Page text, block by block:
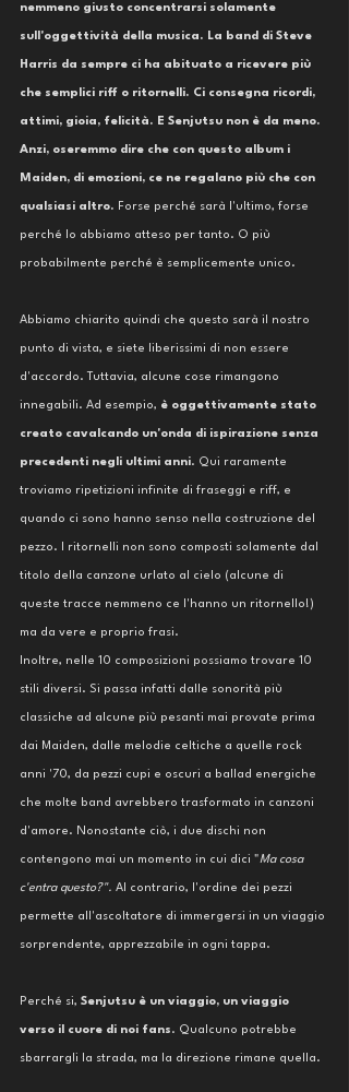
nemmeno giusto concentrarsi solamente
sull'oggettività della musica. La band di Steve
Harris da sempre ci ha abituato a ricevere più
che semplici riff o ritornelli. Ci consegna ricordi,
attimi, gioia, felicità. E Senjutsu non è da meno.
Anzi, oseremmo dire che con questo album i
Maiden, di emozioni, ce ne regalano più che con
qualsiasi altro. Forse perché sarà l'ultimo, forse
perché lo abbiamo atteso per tanto. O più
probabilmente perché è semplicemente unico.
Abbiamo chiarito quindi che questo sarà il nostro
punto di vista, e siete liberissimi di non essere
d'accordo. Tuttavia, alcune cose rimangono
innegabili. Ad esempio, è oggettivamente stato
creato cavalcando un'onda di ispirazione senza
precedenti negli ultimi anni. Qui raramente
troviamo ripetizioni infinite di fraseggi e riff, e
quando ci sono hanno senso nella costruzione del
pezzo. I ritornelli non sono composti solamente dal
titolo della canzone urlato al cielo (alcune di
queste tracce nemmeno ce l'hanno un ritornello!)
ma da vere e proprio frasi.
Inoltre, nelle 10 composizioni possiamo trovare 10
stili diversi. Si passa infatti dalle sonorità più
classiche ad alcune più pesanti mai provate prima
dai Maiden, dalle melodie celtiche a quelle rock
anni '70, da pezzi cupi e oscuri a ballad energiche
che molte band avrebbero trasformato in canzoni
d'amore. Nonostante ciò, i due dischi non
contengono mai un momento in cui dici "Ma cosa
c'entra questo?". Al contrario, l'ordine dei pezzi
permette all'ascoltatore di immergersi in un viaggio
sorprendente, apprezzabile in ogni tappa.
Perché si, Senjutsu è un viaggio, un viaggio
verso il cuore di noi fans. Qualcuno potrebbe
sbarrargli la strada, ma la direzione rimane quella.